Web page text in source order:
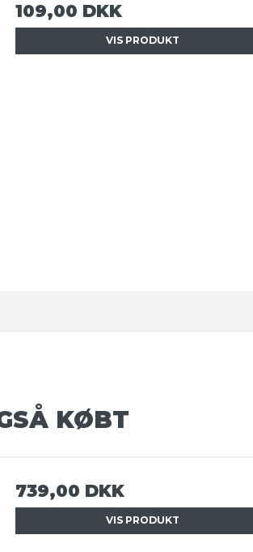
109,00 DKK
VIS PRODUKT
KØBT
739,00 DKK
VIS PRODUKT